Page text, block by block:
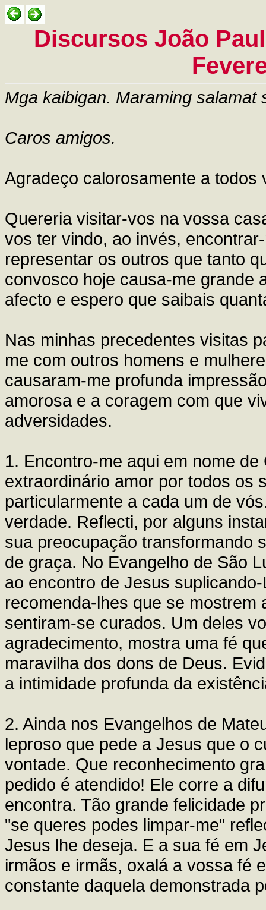
Discursos João
Mga kaibigan. Maraming salamat
Caros amigos.
Agradeço calorosamente a todos
Quereria visitar-vos na vossa
vos ter vindo, ao invés,
representar os outros que tanto
convosco hoje causa-me grande
afecto e espero que saibais
Nas minhas precedentes visitas
me com outros homens e
causaram-me profunda
amorosa e a coragem com que
adversidades.
1. Encontro-me aqui em nome
extraordinário amor por todos os
particularmente a cada um de
verdade. Reflecti, por alguns
sua preocupação transformando
de graça. No Evangelho de São
ao encontro de Jesus
recomenda-lhes que se
sentiram-se curados. Um deles
agradecimento, mostra uma fé
maravilha dos dons de Deus.
a intimidade profunda da
2. Ainda nos Evangelhos de
leproso que pede a Jesus que o
vontade. Que reconhecimento
pedido é atendido! Ele corre a
encontra. Tão grande felicidade
"se queres podes limpar-me"
Jesus lhe deseja. E a sua fé em
irmãos e irmãs, oxalá a vossa fé
constante daquela demonstrada